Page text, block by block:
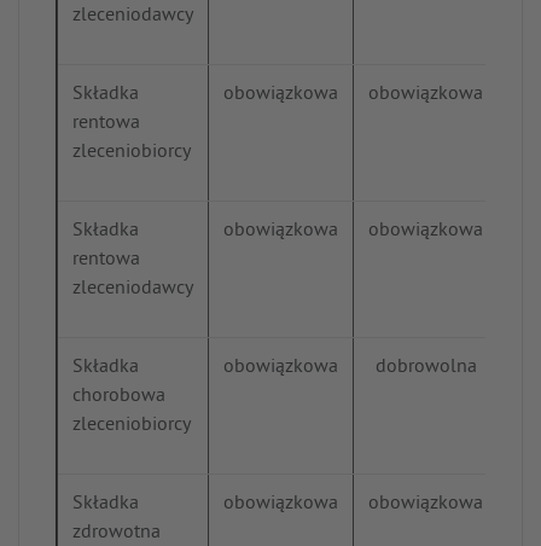
zleceniodawcy
Składka
rentowa
zleceniobiorcy
obowiązkowa obowiązkowa
Składka
rentowa
zleceniodawcy
obowiązkowa obowiązkowa
Składka
chorobowa
zleceniobiorcy
obowiązkowa dobrowolna
Składka
zdrowotna
obowiązkowa obowiązkowa